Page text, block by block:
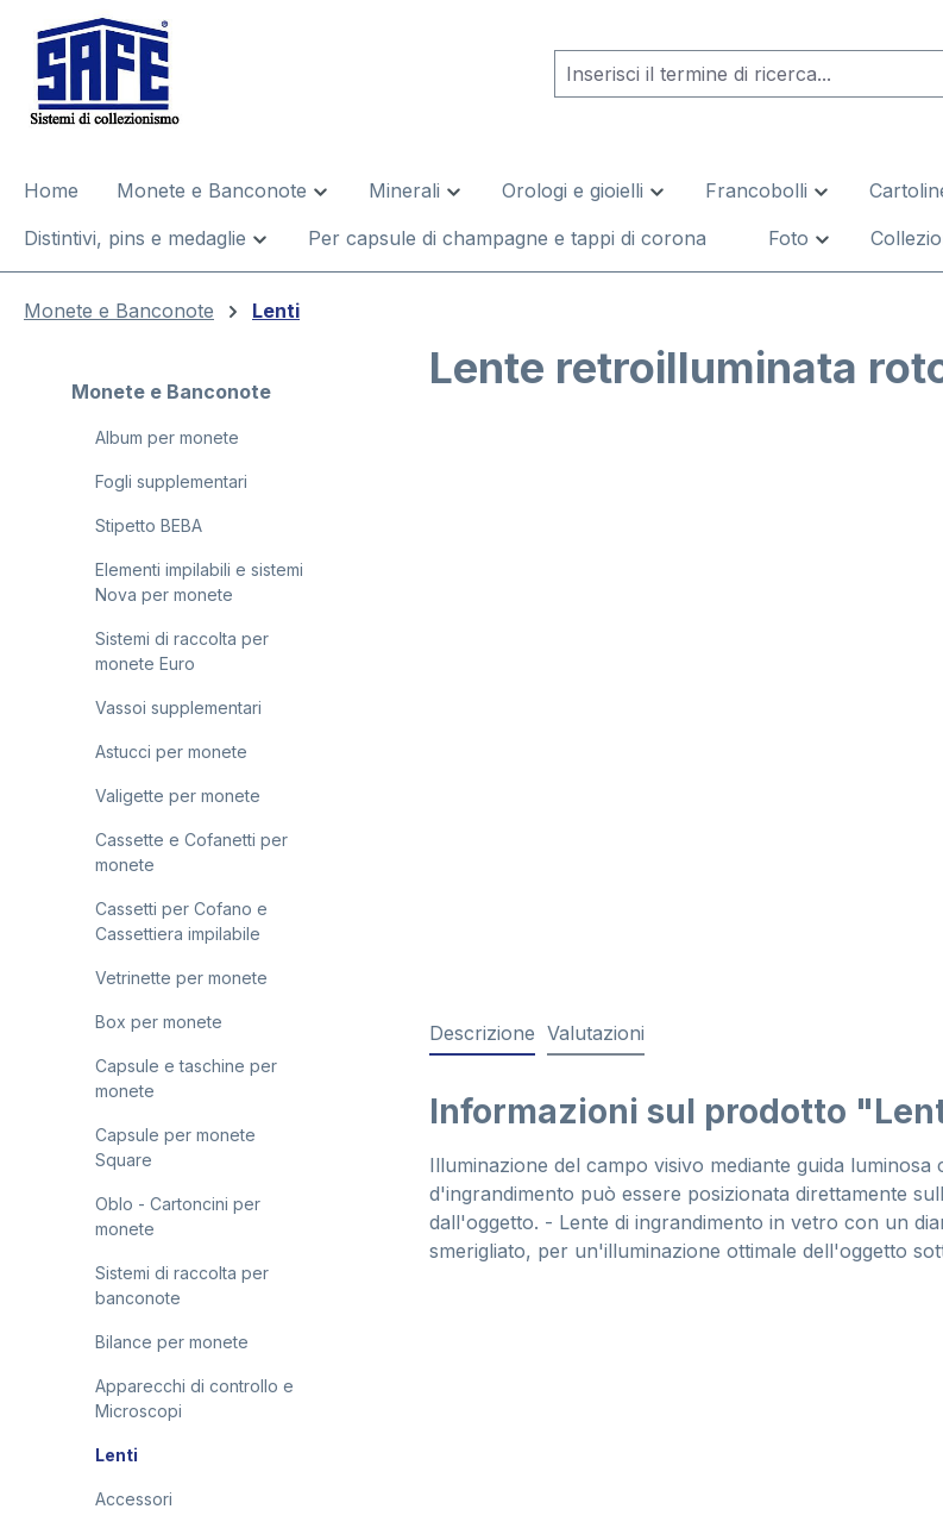
Passa alla navigazione principale
Home Monete e Banconote Minerali Orologi e gioielli Francobolli
Distintivi, pins e medaglie
Per capsule di champagne e tappi di corona Foto
Monete e Banconote Lenti
Monete e Banconote
Album per monete
Fogli supplementari
Stipetto BEBA
Elementi impilabili e sistemi
Nova per monete
Sistemi di raccolta per
monete Euro
Vassoi supplementari
Astucci per monete
Valigette per monete
Cassette e Cofanetti per
monete
Cassetti per Cofano e
Cassettiera impilabile
Vetrinette per monete
Box per monete
Capsule e taschine per
monete
Capsule per monete
Square
Oblo - Cartoncini per
monete
Sistemi di raccolta per
banconote
Bilance per monete
Apparecchi di controllo e
Microscopi
Lenti
Accessori
Lente retroilluminata
Descrizione Valutazioni
Informazioni sul prodotto
Illuminazione del campo visivo mediante guida
d'ingrandimento può essere posizionata direttamente
dall'oggetto. - Lente di ingrandimento in vetro con un
smerigliato, per un'illuminazione ottimale dell'oggetto